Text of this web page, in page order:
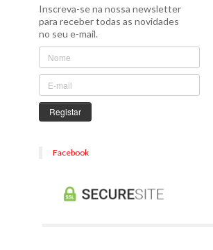
Inscreva-se na nossa newsletter
para receber todas as novidades
no seu e-mail.
Registar
Facebook